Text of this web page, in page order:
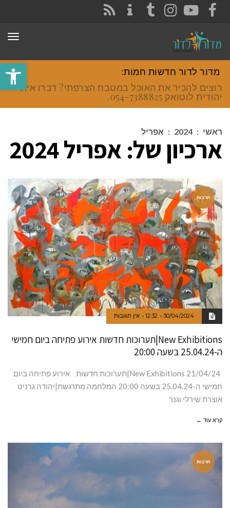
פתח
FACEBOOK
YOUTUBE
INSTAGRAM
TUMBLR
מדור לדור חדשות חמות:
רוצים להכיר את האוכל במטבח הצרפתי? דברו איתי
יהודית לוטואק 054-7388825.
ראשי :
2024
: אפריל
ארכיון של: אפריל 2024
תרבות
30/04/2024
12:32 אין תגובות
New Exhibitions|תערוכות חדשות אירוע פתיחה ביום חמישי
ה-25.04.24 בשעה 20:00
21/04/24 New Exhibitions|תערוכות חדשות אירוע פתיחה ביום
חמישי ה-25.04.24 בשעה 20:00 המלחמה מתרגשת|יהודה גרניט
אוצרת שירלי וגנר
קרא עוד ←
תרבות